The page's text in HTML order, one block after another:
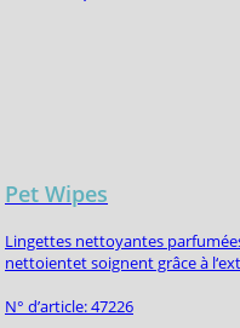
Pet Wipes
Lingettes nettoyantes
nettoientet soignent grâce à
N° d’article: 47226